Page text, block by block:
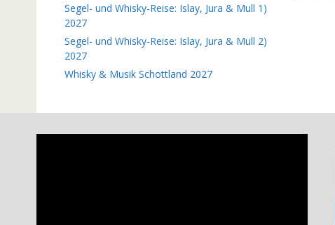
Segel- und Whisky-Reise: Islay, Jura & Mull 1)
2027
Segel- und Whisky-Reise: Islay, Jura & Mull 2)
2027
Whisky & Musik Schottland 2027